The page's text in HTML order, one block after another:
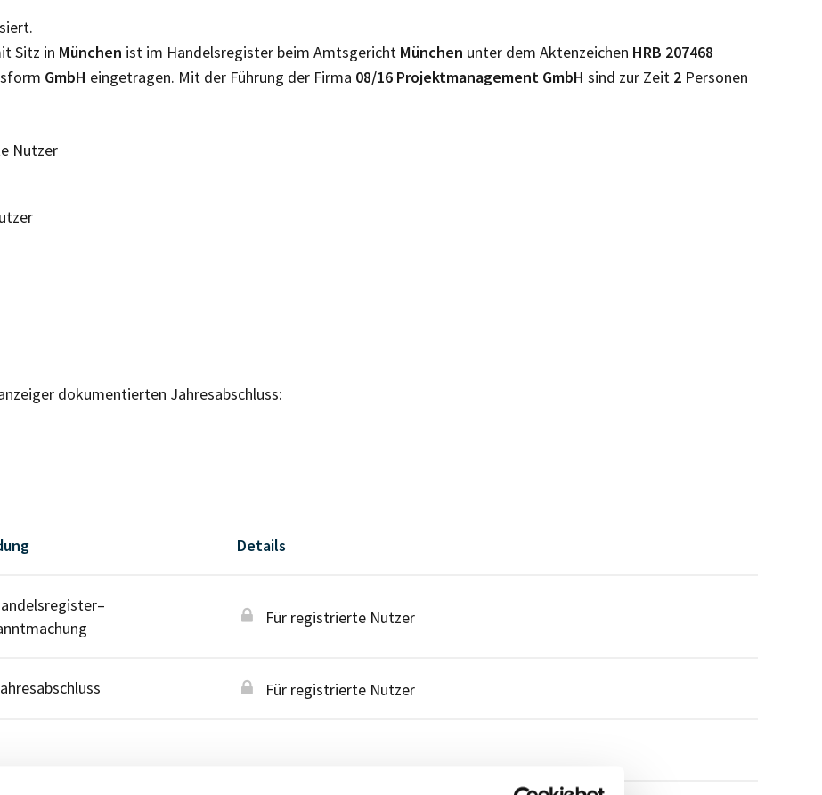
Sitz in München ist im Handelsregister beim Amtsgericht München unter dem Aktenzeichen HRB 207468
GmbH eingetragen. Mit der Führung der Firma 08/16 Projektmanagement GmbH sind zur Zeit 2 Personen
Nutzer
dokumentierten Jahresabschluss:
Details
Für registrierte Nutzer
Für registrierte Nutzer